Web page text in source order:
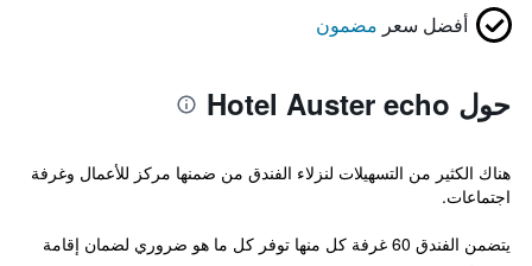
أفضل سعر مضمون
حول Hotel Auster echo
هناك الكثير من التسهيلات لنزلاء الفندق من ضمنها مركز للأعمال وغرفة
اجتماعات.
يتضمن الفندق 60 غرفة كل منها توفر كل ما هو ضروري لضمان إقامة